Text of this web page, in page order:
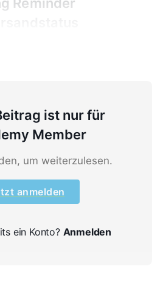
ist nur für
Member
um weiterzulesen.
anmelden
ein Konto? Anmelden